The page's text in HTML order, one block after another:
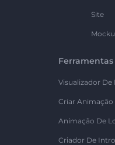
Site
Visualizador De
Criar Animação
Animação De
Criador De